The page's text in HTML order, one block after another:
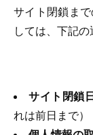
サイト閉鎖ま
しては、下記の
サイト閉鎖日
れは前日まで）